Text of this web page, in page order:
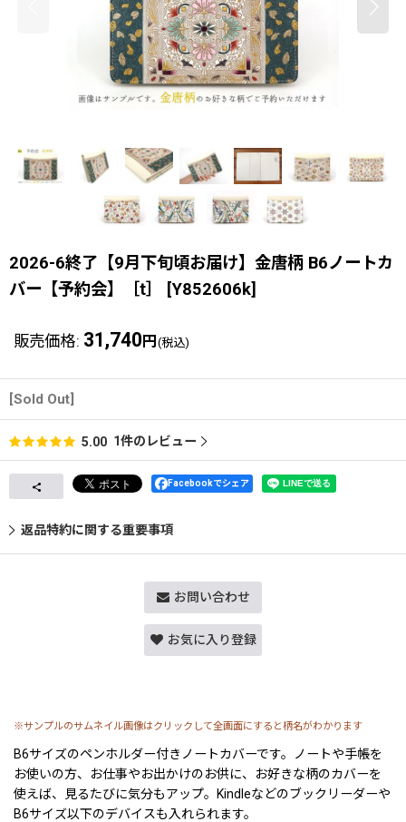
2026-6終了【9月下旬頃お届け】金唐柄 B6ノートカ
バー【予約会】［t］
[Y852606k]
販売価格: 31,740 円 (税込)
[Sold Out]
5.00 1件のレビュー
Facebookでシェア
返品特約に関する重要事項
お問い合わせ
お気に入り登録
※サンプルのサムネイル画像はクリックして全画面にすると柄名がわかります
B6サイズのペンホルダー付きノートカバーです。ノートや手帳を
お使いの方、お仕事やお出かけのお供に、お好きな柄のカバーを
使えば、見るたびに気分もアップ。Kindleなどのブックリーダーや
B6サイズ以下のデバイスも入れられます。